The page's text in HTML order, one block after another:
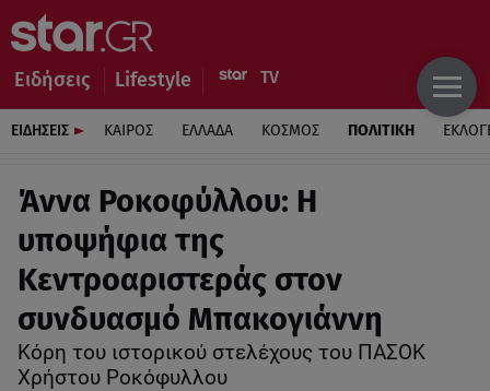
Ειδήσεις Lifestyle
ΕΙΔΗΣΕΙΣ ΚΑΙΡΟΣ ΕΛΛΑΔΑ ΚΟΣΜΟΣ ΠΟΛΙΤΙΚΗ
Άννα Ροκoφύλλου: Η
υποψήφια της
Κεντροαριστεράς στον
συνδυασμό Μπακογιάννη
Κόρη του ιστορικού στελέχους του ΠΑΣΟΚ
Χρήστου Ροκόφυλλου